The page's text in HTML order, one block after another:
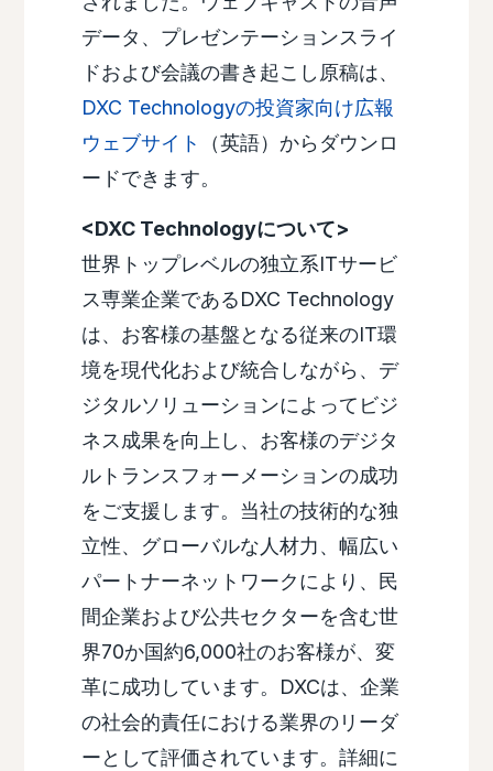
データ、プレゼンテーションスライ
ドおよび会議の書き起こし原稿は、
DXC Technologyの投資家向け広報
ウェブサイト
（英語）からダウンロ
ードできます。
<DXC Technologyについて>
世界トップレベルの独立系ITサービ
ス専業企業であるDXC Technology
は、お客様の基盤となる従来のIT環
境を現代化および統合しながら、デ
ジタルソリューションによってビジ
ネス成果を向上し、お客様のデジタ
ルトランスフォーメーションの成功
をご支援します。当社の技術的な独
立性、グローバルな人材力、幅広い
パートナーネットワークにより、民
間企業および公共セクターを含む世
界70か国約6,000社のお客様が、変
革に成功しています。DXCは、企業
の社会的責任における業界のリーダ
ーとして評価されています。詳細に